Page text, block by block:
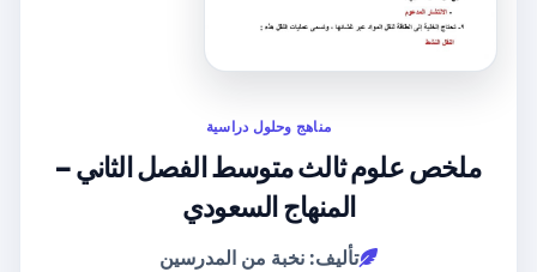
مناهج وحلول دراسية
ملخص علوم ثالث متوسط الفصل الثاني –
المنهاج السعودي
تأليف: نخبة من المدرسين